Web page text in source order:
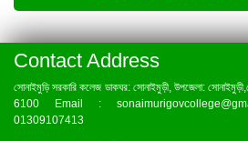
Contact Address
সোনাইমুড়ি সরকারি কলেজ ডাকঘর: সোনাইমুড়ী, উপজেলা:
6100 Email :
01309107413